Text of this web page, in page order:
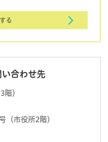
合わせ先
階）
（市役所2階）